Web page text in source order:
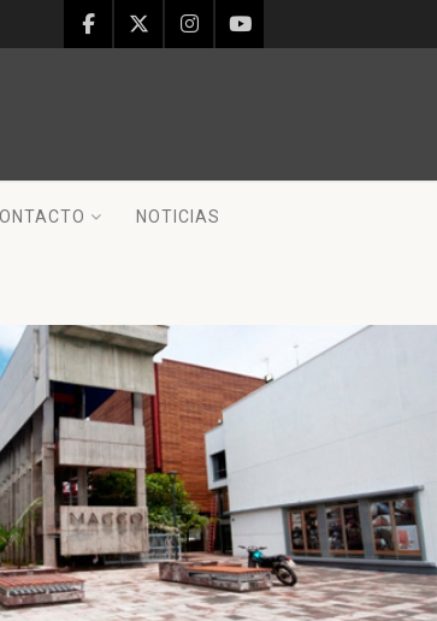
NOTICIAS